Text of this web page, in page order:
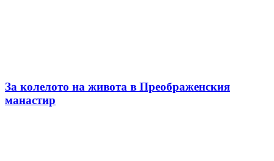
За колелото на живота в Преображенския
манастир